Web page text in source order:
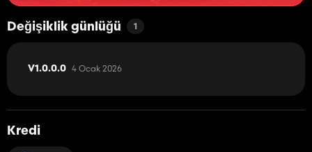
Değişiklik günlüğü 1
V1.0.0.0 4 Ocak 2026
Kredi